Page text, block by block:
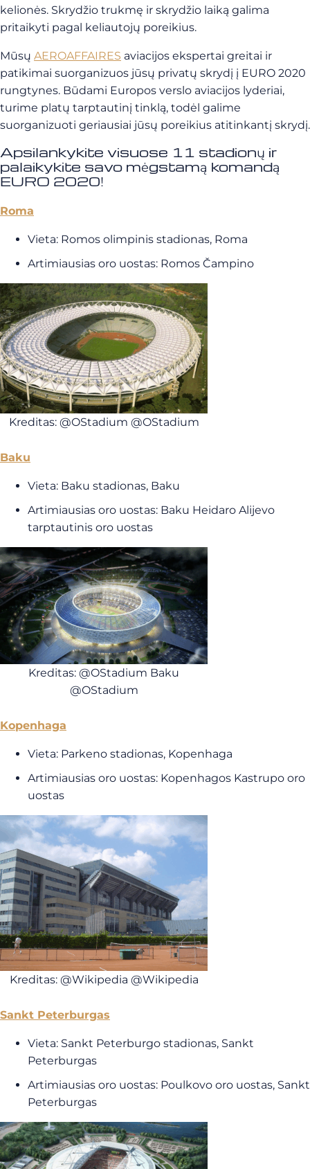
kelionės. Skrydžio trukmę ir skrydžio laiką galima
pritaikyti pagal keliautojų poreikius.
Mūsų AEROAFFAIRES aviacijos ekspertai greitai ir
patikimai suorganizuos jūsų privatų skrydį į EURO 2020
rungtynes. Būdami Europos verslo aviacijos lyderiai,
turime platų tarptautinį tinklą, todėl galime
suorganizuoti geriausiai jūsų poreikius atitinkantį skrydį.
Apsilankykite visuose 11 stadionų ir
palaikykite savo mėgstamą komandą
EURO 2020!
Roma
Vieta: Romos olimpinis stadionas, Roma
Artimiausias oro uostas: Romos Čampino
Kreditas: @OStadium @OStadium
Baku
Vieta: Baku stadionas, Baku
Artimiausias oro uostas: Baku Heidaro Alijevo
tarptautinis oro uostas
Kreditas: @OStadium Baku
@OStadium
Kopenhaga
Vieta: Parkeno stadionas, Kopenhaga
Artimiausias oro uostas: Kopenhagos Kastrupo oro
uostas
Kreditas: @Wikipedia @Wikipedia
Sankt Peterburgas
Vieta: Sankt Peterburgo stadionas, Sankt
Peterburgas
Artimiausias oro uostas: Poulkovo oro uostas, Sankt
Peterburgas